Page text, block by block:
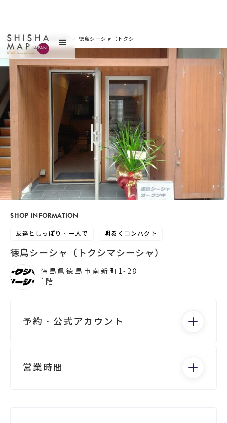
サイトトップ > お店を探す > 徳島シーシャ（トクシ
マシーシャ）
SHOP INFORMATION
友達としっぽり・一人で 明るくコンパクト
徳島シーシャ（トクシマシーシャ）
徳島県徳島市南新町1-28
1階
予約・公式アカウント
電話する
営業時間